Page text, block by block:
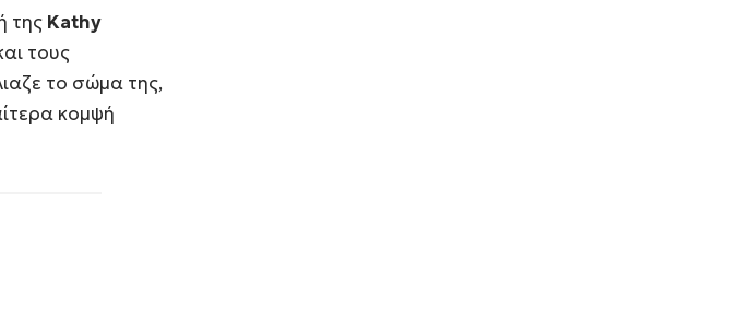
της Kathy
τους
το σώμα της,
κομψή